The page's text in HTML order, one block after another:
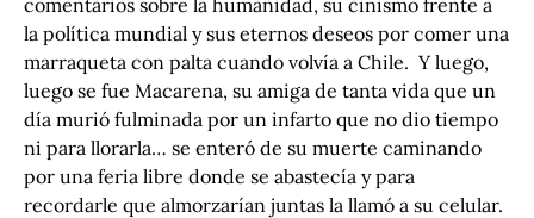
la política mundial y sus eternos deseos por comer una
marraqueta con palta cuando volvía a Chile. Y luego,
luego se fue Macarena, su amiga de tanta vida que un
día murió fulminada por un infarto que no dio tiempo
ni para llorarla… se enteró de su muerte caminando
por una feria libre donde se abastecía y para
recordarle que almorzarían juntas la llamó a su celular.